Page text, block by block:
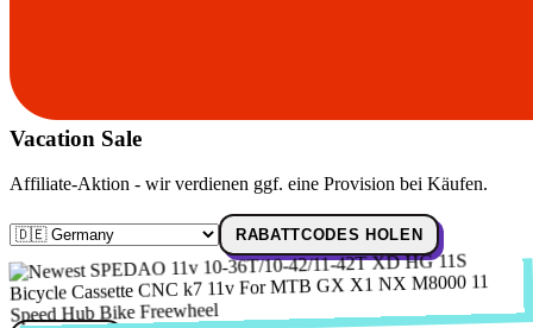
Vacation Sale
Affiliate-Aktion - wir verdienen ggf. eine Provision bei Käufen.
RABATTCODES HOLEN